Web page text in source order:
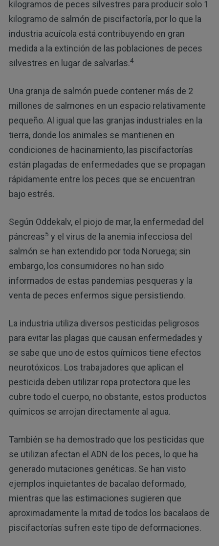
kilogramos de peces silvestres para producir solo 1
kilogramo de salmón de piscifactoría, por lo que la
industria acuícola está contribuyendo en gran
medida a la extinción de las poblaciones de peces
silvestres en lugar de salvarlas.4
Una granja de salmón puede contener más de 2
millones de salmones en un espacio relativamente
pequeño. Al igual que las granjas industriales en la
tierra, donde los animales se mantienen en
condiciones de hacinamiento, las piscifactorías
están plagadas de enfermedades que se propagan
rápidamente entre los peces que se encuentran
bajo estrés.
Según Oddekalv, el piojo de mar, la enfermedad del
páncreas5 y el virus de la anemia infecciosa del
salmón se han extendido por toda Noruega; sin
embargo, los consumidores no han sido
informados de estas pandemias pesqueras y la
venta de peces enfermos sigue persistiendo.
La industria utiliza diversos pesticidas peligrosos
para evitar las plagas que causan enfermedades y
se sabe que uno de estos químicos tiene efectos
neurotóxicos. Los trabajadores que aplican el
pesticida deben utilizar ropa protectora que les
cubre todo el cuerpo, no obstante, estos productos
químicos se arrojan directamente al agua.
También se ha demostrado que los pesticidas que
se utilizan afectan el ADN de los peces, lo que ha
generado mutaciones genéticas. Se han visto
ejemplos inquietantes de bacalao deformado,
mientras que las estimaciones sugieren que
aproximadamente la mitad de todos los bacalaos de
piscifactorías sufren este tipo de deformaciones.